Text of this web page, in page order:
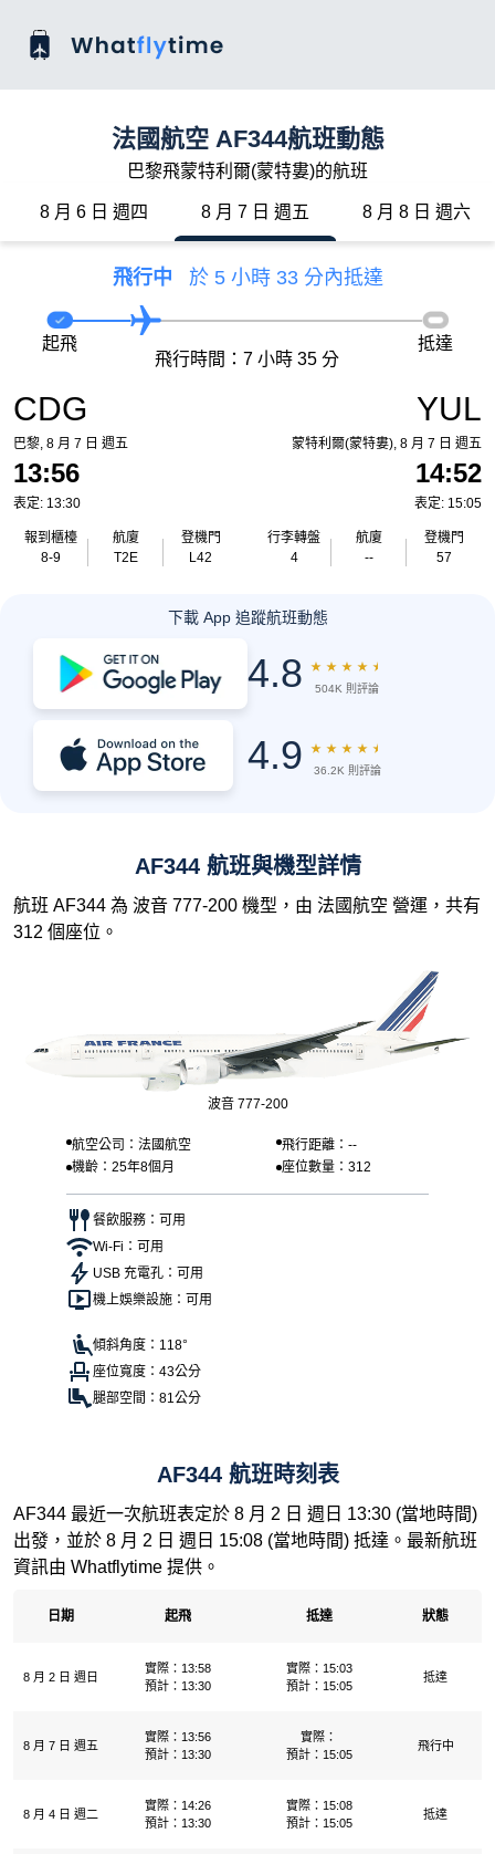
法國航空 AF344航班動態
巴黎飛蒙特利爾(蒙特婁)的航班
8 月 6 日 週四 8 月 7 日 週五 8 月 8 日 週六
飛行中 於 5 小時 33 分內抵達
CDG
巴黎, 8 月 7 日 週五
13:56
表定: 13:30
報到櫃檯
8-9
航廈
T2E
登機門
L42
起飛
飛行時間：7 小時 35 分
抵達
YUL
蒙特利爾(蒙特婁), 8 月 7 日 週五
14:52
表定: 15:05
行李轉盤
4
航廈
--
登機門
57
下載 App 追蹤航班動態
4.8 ★ ★ ★ ★ ★
504K 則評論
4.9 ★ ★ ★ ★ ★
36.2K 則評論
AF344 航班與機型詳情
航班 AF344 為 波音 777-200 機型，由 法國航空 營運，共有
312 個座位。
波音 777-200
航空公司：法國航空
飛行距離：--
機齡：25年8個月
座位數量：312
餐飲服務：可用
Wi-Fi：可用
USB 充電孔：可用
機上娛樂設施：可用
傾斜角度：118°
座位寬度：43公分
腿部空間：81公分
AF344 航班時刻表
AF344 最近一次航班表定於 8 月 2 日 週日 13:30 (當地時間)
出發，並於 8 月 2 日 週日 15:08 (當地時間) 抵達。最新航班
資訊由 Whatflytime 提供。
日期 起飛 抵達 狀態
8 月 2 日 週日
實際：13:58
預計：13:30
實際：15:03
預計：15:05
抵達
8 月 7 日 週五
實際：13:56
預計：13:30
實際：
預計：15:05
飛行中
8 月 4 日 週二
實際：14:26
預計：13:30
實際：15:08
預計：15:05
抵達